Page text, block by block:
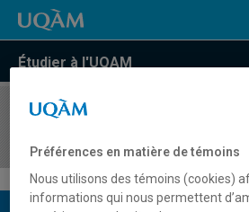
Étudier à l'UQAM
COURS//
Préférences en matière de témoins
Nous utilisons des témoins (cookies)
informations qui nous permettent